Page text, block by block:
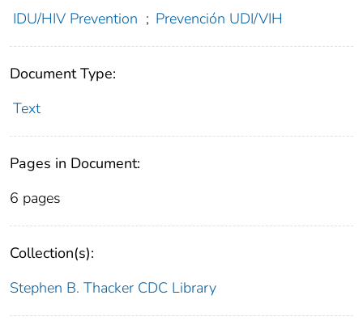
IDU/HIV Prevention ; Prevención UDI/VIH
Document Type:
Text
Pages in Document:
6 pages
Collection(s):
Stephen B. Thacker CDC Library